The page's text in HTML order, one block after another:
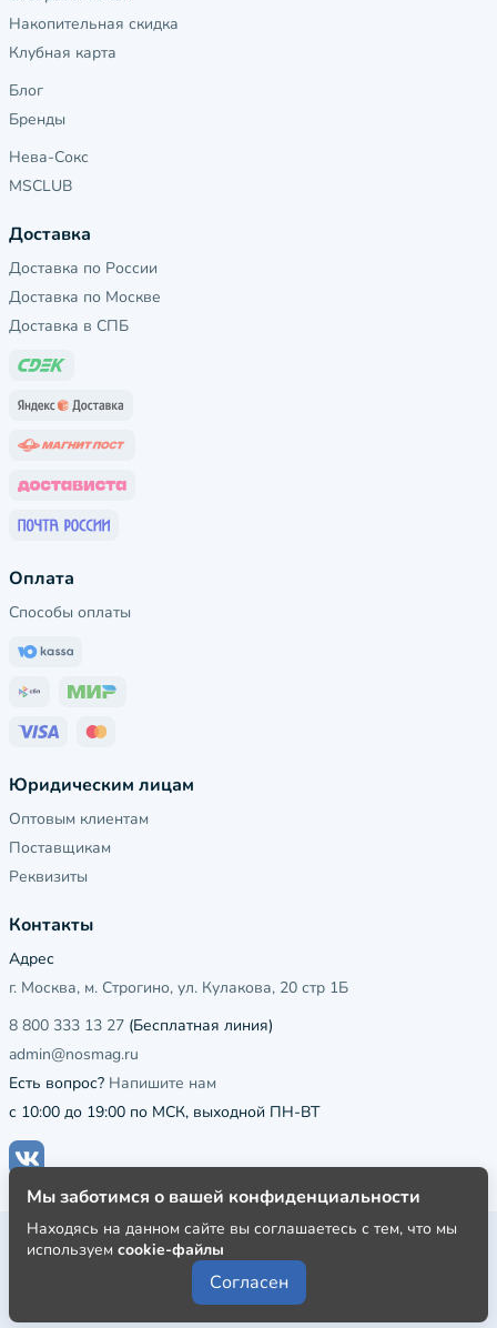
Накопительная скидка
Клубная карта
Блог
Бренды
Нева-Сокс
MSCLUB
Доставка
Доставка по России
Доставка по Москве
Доставка в СПБ
Оплата
Способы оплаты
Юридическим лицам
Оптовым клиентам
Поставщикам
Реквизиты
Контакты
Адрес
г. Москва, м. Строгино, ул. Кулакова, 20 стр 1Б
8 800 333 13 27 (Бесплатная линия)
admin@nosmag.ru
Есть вопрос? Напишите нам
с 10:00 до 19:00 по МСК, выходной ПН-ВТ
Публичная оферта
Пользовательское соглашение
Политика конфиденциальности
Мы заботимся о вашей конфиденциальности
Находясь на данном сайте вы соглашаетесь с тем, что мы
используем cookie-файлы
Согласен